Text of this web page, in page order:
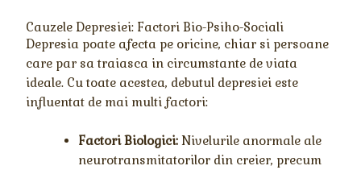
Cauzele Depresiei: Factori Bio-Psiho-Sociali
Depresia poate afecta pe oricine, chiar si persoane
care par sa traiasca in circumstante de viata
ideale. Cu toate acestea, debutul depresiei este
influentat de mai multi factori:
Factori Biologici: Nivelurile anormale ale
neurotransmitatorilor din creier, precum